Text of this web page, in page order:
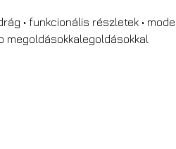
• funkcionális részletek •
megoldásokkalegoldásokkal